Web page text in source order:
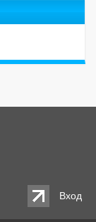
Вход